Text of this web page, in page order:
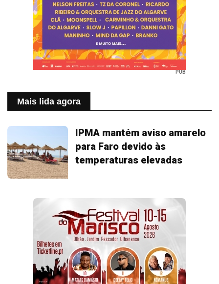
PUB
Mais lida agora
IPMA mantém aviso amarelo
para Faro devido às
temperaturas elevadas